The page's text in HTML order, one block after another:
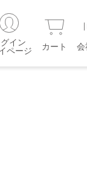
イン
ページ
カート 会